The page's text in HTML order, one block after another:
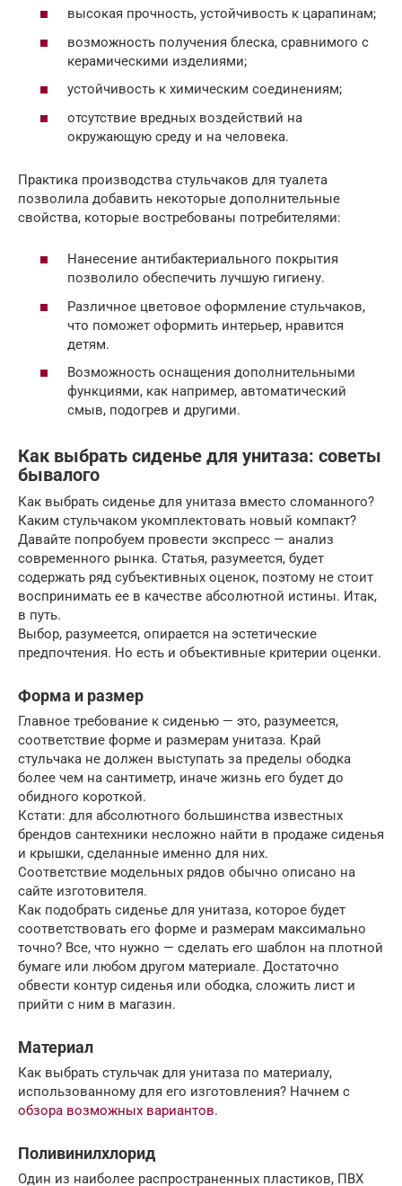
высокая прочность, устойчивость к царапинам;
возможность получения блеска, сравнимого с
керамическими изделиями;
устойчивость к химическим соединениям;
отсутствие вредных воздействий на
окружающую среду и на человека.
Практика производства стульчаков для туалета
позволила добавить некоторые дополнительные
свойства, которые востребованы потребителями:
Нанесение антибактериального покрытия
позволило обеспечить лучшую гигиену.
Различное цветовое оформление стульчаков,
что поможет оформить интерьер, нравится
детям.
Возможность оснащения дополнительными
функциями, как например, автоматический
смыв, подогрев и другими.
Как выбрать сиденье для унитаза: советы
бывалого
Как выбрать сиденье для унитаза вместо сломанного?
Каким стульчаком укомплектовать новый компакт?
Давайте попробуем провести экспресс — анализ
современного рынка. Статья, разумеется, будет
содержать ряд субъективных оценок, поэтому не стоит
воспринимать ее в качестве абсолютной истины. Итак,
в путь.
Выбор, разумеется, опирается на эстетические
предпочтения. Но есть и объективные критерии оценки.
Форма и размер
Главное требование к сиденью — это, разумеется,
соответствие форме и размерам унитаза. Край
стульчака не должен выступать за пределы ободка
более чем на сантиметр, иначе жизнь его будет до
обидного короткой.
Кстати: для абсолютного большинства известных
брендов сантехники несложно найти в продаже сиденья
и крышки, сделанные именно для них.
Соответствие модельных рядов обычно описано на
сайте изготовителя.
Как подобрать сиденье для унитаза, которое будет
соответствовать его форме и размерам максимально
точно? Все, что нужно — сделать его шаблон на плотной
бумаге или любом другом материале. Достаточно
обвести контур сиденья или ободка, сложить лист и
прийти с ним в магазин.
Материал
Как выбрать стульчак для унитаза по материалу,
использованному для его изготовления? Начнем с
обзора возможных вариантов.
Поливинилхлорид
Один из наиболее распространенных пластиков, ПВХ